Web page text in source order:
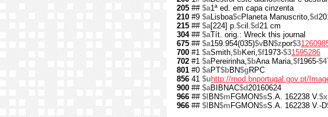
205 ## $a1ª ed. em capa cinzenta
210 #9 $aLisboa$cPlaneta Manuscrito,$d
215 ## $a[224] p.$cil.$d21 cm
304## $aTít. orig.: Wreck this journal
675 ## $a159.954(035)$vBN$zpor$3
700 #1 $aSmith,$bKeri,$f1973-$31595286
702 #1 $aPereirinha,$bAna Maria,$f1965-$4
801 #0 $aPT$bBN$g RPC
856 41 $u http://rnod.bnportugal.gov.pt/
900 ## $aBIBNAC$d20160624
966 ## $l BN$m FGMON$sS.A. 162238 V.$x
966 ## $l BN$m FGMON$sS.A. 162238 V.-D